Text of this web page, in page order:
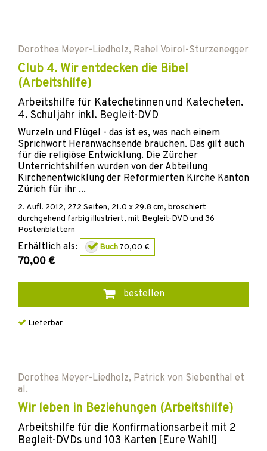
Dorothea Meyer-Liedholz, Rahel Voirol-Sturzenegger
Club 4. Wir entdecken die Bibel
(Arbeitshilfe)
Arbeitshilfe für Katechetinnen und Katecheten.
4. Schuljahr inkl. Begleit-DVD
Wurzeln und Flügel - das ist es, was nach einem
Sprichwort Heranwachsende brauchen. Das gilt auch
für die religiöse Entwicklung. Die Zürcher
Unterrichtshilfen wurden von der Abteilung
Kirchenentwicklung der Reformierten Kirche Kanton
Zürich für ihr ...
2. Aufl. 2012, 272 Seiten, 21.0 x 29.8 cm, broschiert
durchgehend farbig illustriert, mit Begleit-DVD und 36
Postenblättern
Erhältlich als: Buch70,00 €
70,00 €
bestellen
Lieferbar
Dorothea Meyer-Liedholz, Patrick von Siebenthal et
al.
Wir leben in Beziehungen (Arbeitshilfe)
Arbeitshilfe für die Konfirmationsarbeit mit 2
Begleit-DVDs und 103 Karten [Eure Wahl!]